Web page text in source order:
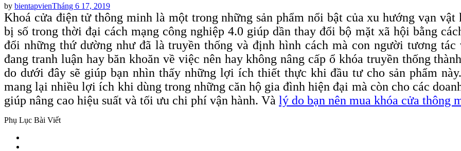
by bientapvienPosted
on
Tháng 6 17, 2019
Khoá cửa điện tử thông minh là một trong những sản phẩm nổi bật của xu hướng vạn
bị số trong thời đại cách mạng công nghiệp 4.0 giúp dần thay đổi bộ mặt xã hội bằng
đổi những thứ dường như đã là truyền thống và định hình cách mà con người tương tác
đang tranh luận hay băn khoăn về việc nên hay không nâng cấp ổ khóa truyền thống
do dưới đây sẽ giúp bạn nhìn thấy những lợi ích thiết thực khi đầu tư cho sản phẩm
mang lại nhiều lợi ích khi dùng trong những căn hộ gia đình hiện đại mà còn cho các
giúp nâng cao hiệu suất và tối ưu chi phí vận hành. Và lý do bạn nên mua khóa cửa thông
Phụ Lục Bài Viết